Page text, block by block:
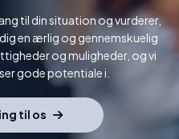
til din situation og vurderer,
en ærlig og gennemskuelig
og muligheder, og vi
gode potentiale i.
til os